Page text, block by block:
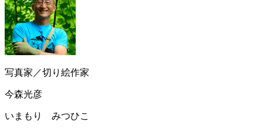
写真家／切り絵作家
今森光彦
いまもり みつひこ